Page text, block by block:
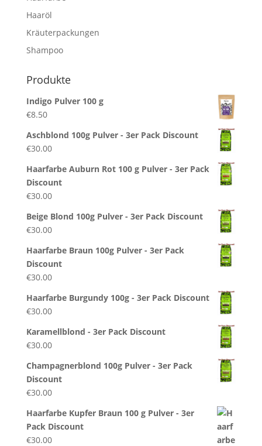
Haaröl
Kräuterpackungen
Shampoo
Produkte
Indigo Pulver 100 g
€8.50
Aschblond 100g Pulver - 3er Pack Discount
€30.00
Haarfarbe Auburn Rot 100 g Pulver - 3er Pack
Discount
€30.00
Beige Blond 100g Pulver - 3er Pack Discount
€30.00
Haarfarbe Braun 100g Pulver - 3er Pack
Discount
€30.00
Haarfarbe Burgundy 100g - 3er Pack Discount
€30.00
Karamellblond - 3er Pack Discount
€30.00
Champagnerblond 100g Pulver - 3er Pack
Discount
€30.00
Haarfarbe Kupfer Braun 100 g Pulver - 3er
Pack Discount
€30.00